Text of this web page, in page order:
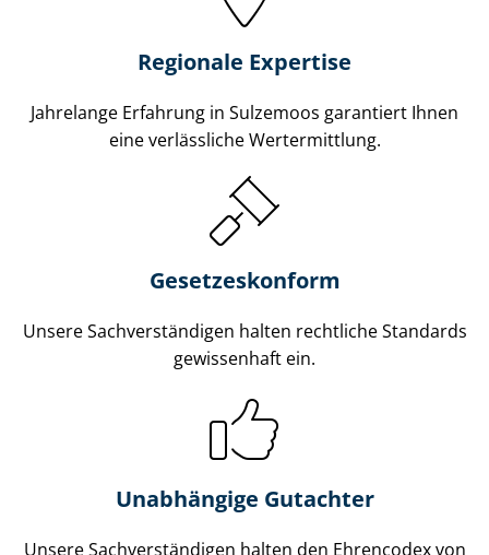
Regionale Expertise
Jahrelange Erfahrung in Sulzemoos garantiert Ihnen
eine verlässliche Wertermittlung.
Gesetzes­konform
Unsere Sach­ver­stän­di­gen halten rechtliche Standards
gewissenhaft ein.
Unabhängige Gutachter
Unsere Sach­ver­stän­di­gen halten den Ehrencodex von